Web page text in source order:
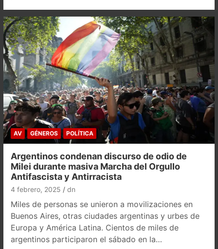
AV GÉNEROS POLÍTICA
Argentinos condenan discurso de odio de
Milei durante masiva Marcha del Orgullo
Antifascista y Antirracista
4 febrero, 2025 dn
Miles de personas se unieron a movilizaciones en
Buenos Aires, otras ciudades argentinas y urbes de
Europa y América Latina. Cientos de miles de
argentinos participaron el sábado en la…